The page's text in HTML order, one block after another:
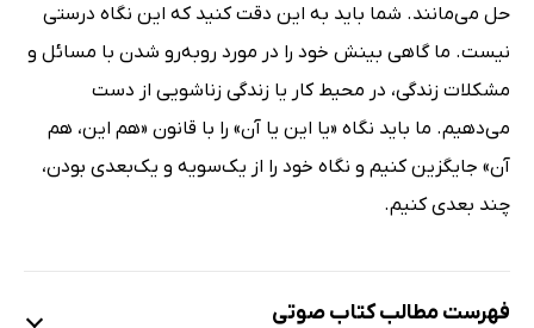
حل می‌مانند. شما باید به این دقت کنید که این نگاه درستی
نیست. ما گاهی بینش خود را در مورد روبه‌رو شدن با مسائل و
مشکلات زندگی، در محیط کار یا زندگی زناشویی از دست
می‌دهیم. ما باید نگاه «یا این یا آن» را با قانون «هم این، هم
آن» جایگزین کنیم و نگاه خود را از یک‌سویه و یک‌بعدی بودن،
چند بعدی کنیم.
فهرست مطالب کتاب صوتی